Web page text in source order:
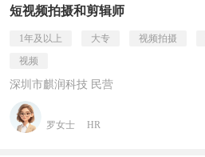
短视频拍摄和剪辑师
1年及以上 大专 视频拍摄
视频
深圳市麒润科技 民营
罗女士 HR